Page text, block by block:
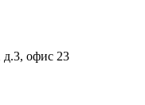
д.3, офис 23